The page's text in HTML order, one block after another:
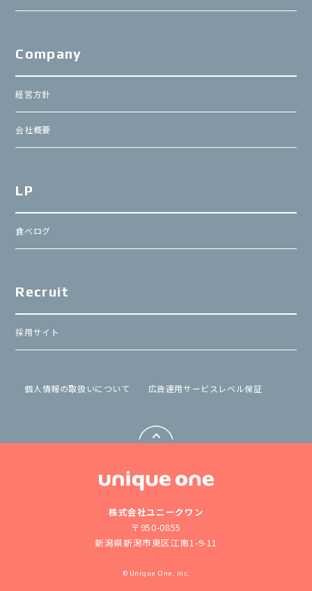
Company
経営方針
会社概要
LP
食べログ
Recruit
採用サイト
個⼈情報の取扱いについて 広告運用サービスレベル保証
株式会社ユニークワン
〒950-0855
新潟県新潟市東区江南1-9-11
© Unique One, inc.